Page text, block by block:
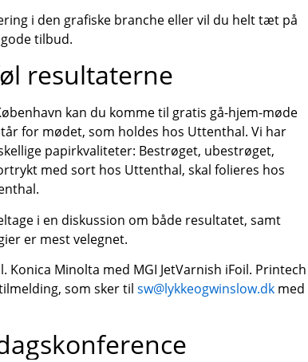
i den grafiske branche eller vil du helt tæt på
tilbud.
resultaterne
kan du komme til gratis gå-hjem-møde
for mødet, som holdes hos Uttenthal. Vi har
papirkvaliteter: Bestrøget, ubestrøget,
med sort hos Uttenthal, skal folieres hos
i en diskussion om både resultatet, samt
er mest velegnet.
Minolta med MGI JetVarnish iFoil. Printech
som sker til sw@lykkeogwinslow.dk med